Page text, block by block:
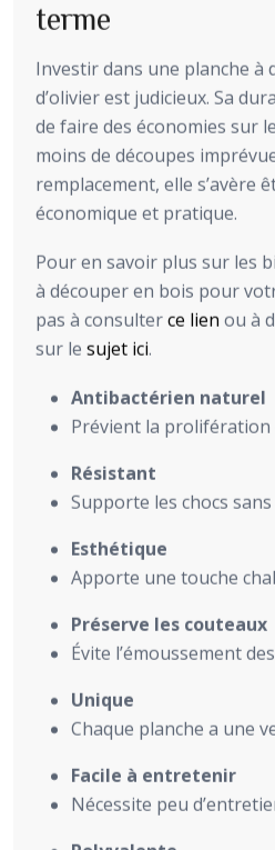
terme
Investir dans une planche à
d’olivier est judicieux. Sa
de faire des économies sur
moins de découpes
remplacement, elle s’avère
économique et pratique.
Pour en savoir plus sur les
à découper en bois pour
pas à consulterce lien ou à
sur le sujet ici.
Antibactérien naturel
Prévient la prolifération
Résistant
Supporte les chocs
Esthétique
Apporte une touche
Préserve les couteaux
Évite l’émoussement
Unique
Chaque planche a une
Facile à entretenir
Nécessite peu